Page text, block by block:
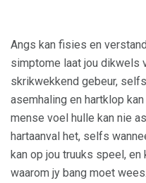
Angs kan fisies en
simptome laat jou dikwels
skrikwekkend gebeur,
asemhaling en hartklop
mense voel hulle kan nie
hartaanval het, selfs
kan op jou truuks speel,
waarom jy bang moet